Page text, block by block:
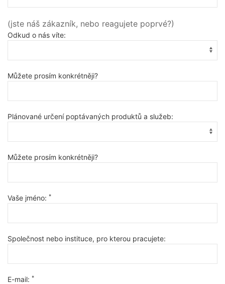
(jste náš zákazník, nebo reagujete poprvé?)
Odkud o nás víte:
Můžete prosím konkrétněji?
Plánované určení poptávaných produktů a služeb:
Můžete prosím konkrétněji?
Vaše jméno: *
Společnost nebo instituce, pro kterou pracujete:
E-mail: *